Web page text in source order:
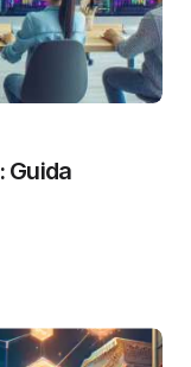
Guida